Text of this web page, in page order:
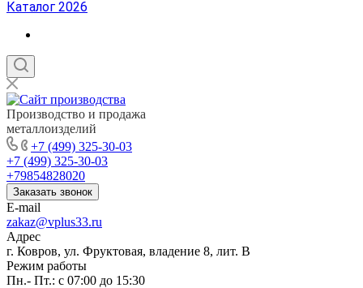
Каталог 2026
Производство и продажа
металлоизделий
+7 (499) 325-30-03
+7 (499) 325-30-03
+79854828020
Заказать звонок
E-mail
zakaz@vplus33.ru
Адрес
г. Ковров, ул. Фруктовая, владение 8, лит. В
Режим работы
Пн.- Пт.: с 07:00 до 15:30